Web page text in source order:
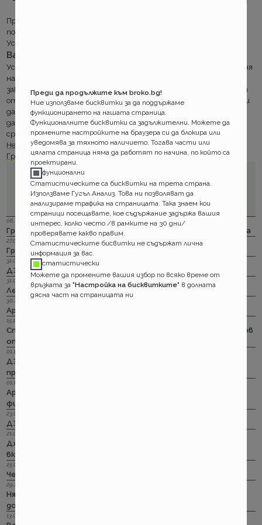
Предимство при Групама е, че можете да сключите тази
полица само за риска от анулиране на самолетен билет.
Условие, което трудно се намира при останалите компании.
Важни срокове
Условие на застрахователя е полицата да бъде сключена в деня
на сключване на договора за организираното пътуване или
закупуване на самолетния билет. Ако изпуснете тази дата за
отмяна на пътуване имате 10 дни изчаквателен период преди
да влезе в сила покритието и изискване за минимум 31дни до
датата на заминаване. За самолетните билети минималния
срок е 48 часа преди полета.
Не пропускайте и фаровитът ни в продуктовата гама на
Групама.
06.12.2023 г.
Групама: Ски и сноуборд безплатно при пътуване в чужбина
27.04.2023 г.
Групама: За каското
31.03.2023 г.
ДЗИ: Отличници в ликвидацията по каско
31.03.2023 г.
Лев Инс: Още месец на промоция по каско
30.11.2022 г.
Армеец: И асистанс за България по каско
15.11.2022 г.
Стикерът по гражданска отговорност с впечатляващ нов
опит да влезе в историята
01.11.2022 г.
ДЗИ: Стрийминг застраховката за злополука на промоция
през ноември
01.11.2022 г.
Армеец: Имуществото на лимит на промоция. Това за
фирмите също
23.09.2022 г.
ДЗИ: Ами няма такова каско!
21.09.2022 г.
Дженерали: Критични болести по злополука и заболяване,
включително и при задължителната трудова.
25.08.2022 г.
Черно бялото ще е новото зелено и у нас. Дали?
29.12.2018 г.
Няма да работим на 31-ви. Весело посрещане на една по -
добра година.
13.08.2018 г.
Преди да продължите към broko.bg!
Ние използваме бисквитки за да поддържаме
функционирането на нашата страница.
Функционалните бисквитки са задължителни. Можете да
промените настройките на браузера си да блокира или
уведомява за тяхното наличието. Тогава части или
цялата страница няма да работят по начина, по който са
проектирани.
фунционални
Статистическите са бисквитки на трета страна.
Използваме Гугъл Анализ. Това ни позволяват да
анализираме трафика на страницата. Така знаем кои
страници посещавате, кое съдържание задържа вашия
интерес, колко често /в рамките на 30 дни/
проверявате какво правим.
Статистическите бисвитки не съдържат лична
информация за вас.
статистически
Можете да промените вашия избор по всяко време от
връзката за "Настройка на бисквитките" в долната
дясна част на страницата ни